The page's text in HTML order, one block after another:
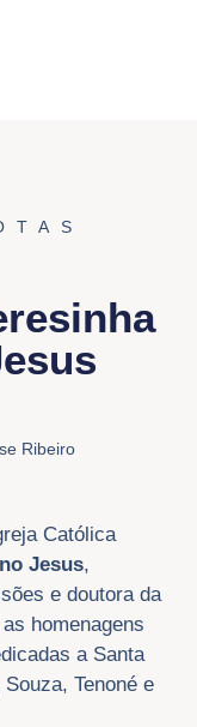
Ribeiro
Católica
Jesus,
e doutora da
homenagens
a Santa
Tenoné e